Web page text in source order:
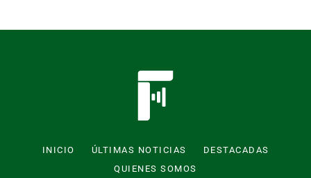
INICIO ÚLTIMAS NOTICIAS
DESTACADAS
QUIENES SOMOS